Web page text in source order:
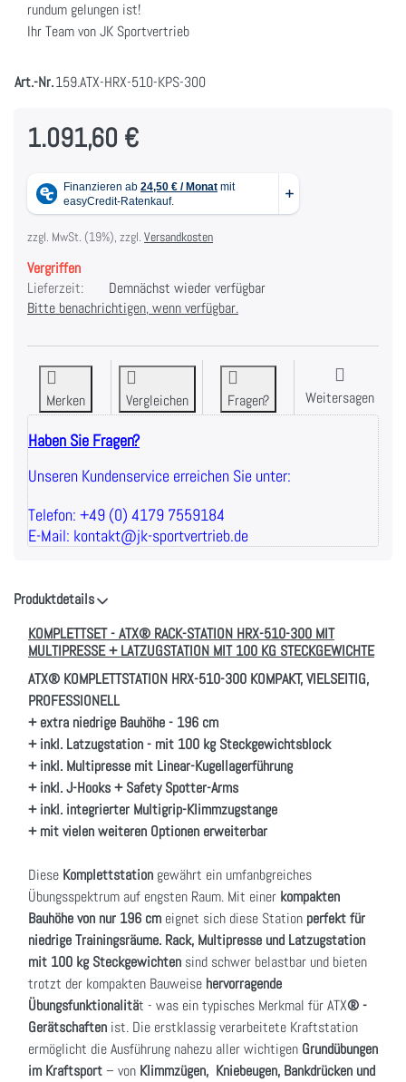
rundum gelungen ist!
Ihr Team von JK Sportvertrieb
Art.-Nr.159.ATX-HRX-510-KPS-300
1.091,60 €
zzgl. MwSt. (19%), zzgl. Versandkosten
Vergriffen
Lieferzeit:
Demnächst wieder verfügbar
Bitte benachrichtigen, wenn verfügbar.
Merken Vergleichen Fragen? Weitersagen
Haben Sie Fragen?
Unseren Kundenservice erreichen Sie unter:
Telefon: +49 (0) 4179 7559184
E-Mail: kontakt@jk-sportvertrieb.de
Produktdetails
KOMPLETTSET - ATX® RACK-STATION HRX-510-300 MIT
MULTIPRESSE + LATZUGSTATION MIT 100 KG STECKGEWICHTE
ATX® KOMPLETTSTATION HRX-510-300 KOMPAKT, VIELSEITIG,
PROFESSIONELL
+ extra niedrige Bauhöhe - 196 cm
+ inkl. Latzugstation - mit 100 kg Steckgewichtsblock
+ inkl. Multipresse mit Linear-Kugellagerführung
+ inkl. J-Hooks + Safety Spotter-Arms
+ inkl. integrierter Multigrip-Klimmzugstange
+ mit vielen weiteren Optionen erweiterbar
Diese Komplettstation gewährt ein umfanbgreiches
Übungsspektrum auf engsten Raum. Mit einer kompakten
Bauhöhe von nur 196 cm eignet sich diese Station perfekt für
niedrige Trainingsräume. Rack, Multipresse und Latzugstation
mit 100 kg Steckgewichten sind schwer belastbar und bieten
trotzt der kompakten Bauweise hervorragende
Übungsfunktionalität - was ein typisches Merkmal für ATX® -
Gerätschaften ist. Die erstklassig verarbeitete Kraftstation
ermöglicht die Ausführung nahezu aller wichtigen Grundübungen
im Kraftsport– von Klimmzügen, Kniebeugen, Bankdrücken und